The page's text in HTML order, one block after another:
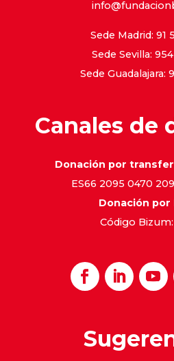
Sede Madrid: 91
Sede Sevilla:
Sede Guadalajara:
Canales de
Donación por
ES66 2095 0470
Donación por
Código